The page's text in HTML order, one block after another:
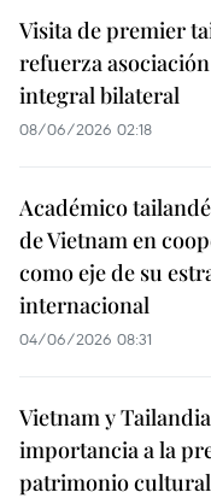
Visita de premier
refuerza
integral bilateral
08/06/2026 02:18
Académico
de Vietnam en
como eje de su
internacional
04/06/2026 08:31
Vietnam y
importancia a la
patrimonio cultural